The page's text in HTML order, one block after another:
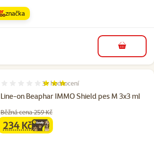
značka
do košíku
Line-on Beaphar IMMO Shield pes M 3x3 ml
Hodnocení 60%, počet hodnocení: 3
3× hodnocení
Běžná cena 259 Kč
familycena
234 Kč